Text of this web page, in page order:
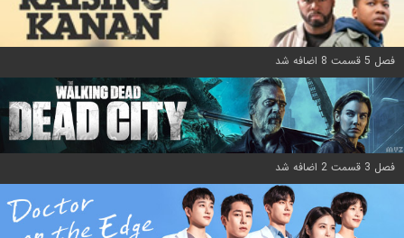
فصل 5 قسمت 8 اضافه شد
فصل 3 قسمت 2 اضافه شد